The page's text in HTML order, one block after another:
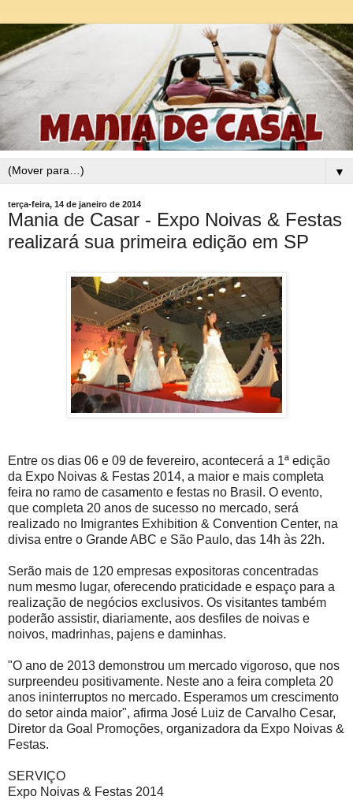
▼
terça-feira, 14 de janeiro de 2014
Mania de Casar - Expo Noivas & Festas
realizará sua primeira edição em SP
Entre os dias 06 e 09 de fevereiro, acontecerá a 1ª edição
da Expo Noivas & Festas 2014, a maior e mais completa
feira no ramo de casamento e festas no Brasil. O evento,
que completa 20 anos de sucesso no mercado, será
realizado no Imigrantes Exhibition & Convention Center, na
divisa entre o Grande ABC e São Paulo, das 14h às 22h.
Serão mais de 120 empresas expositoras concentradas
num mesmo lugar, oferecendo praticidade e espaço para a
realização de negócios exclusivos. Os visitantes também
poderão assistir, diariamente, aos desfiles de noivas e
noivos, madrinhas, pajens e daminhas.
"O ano de 2013 demonstrou um mercado vigoroso, que nos
surpreendeu positivamente. Neste ano a feira completa 20
anos ininterruptos no mercado. Esperamos um crescimento
do setor ainda maior", afirma José Luiz de Carvalho Cesar,
Diretor da Goal Promoções, organizadora da Expo Noivas &
Festas.
SERVIÇO
Expo Noivas & Festas 2014